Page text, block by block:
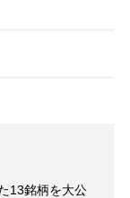
13銘柄を大公